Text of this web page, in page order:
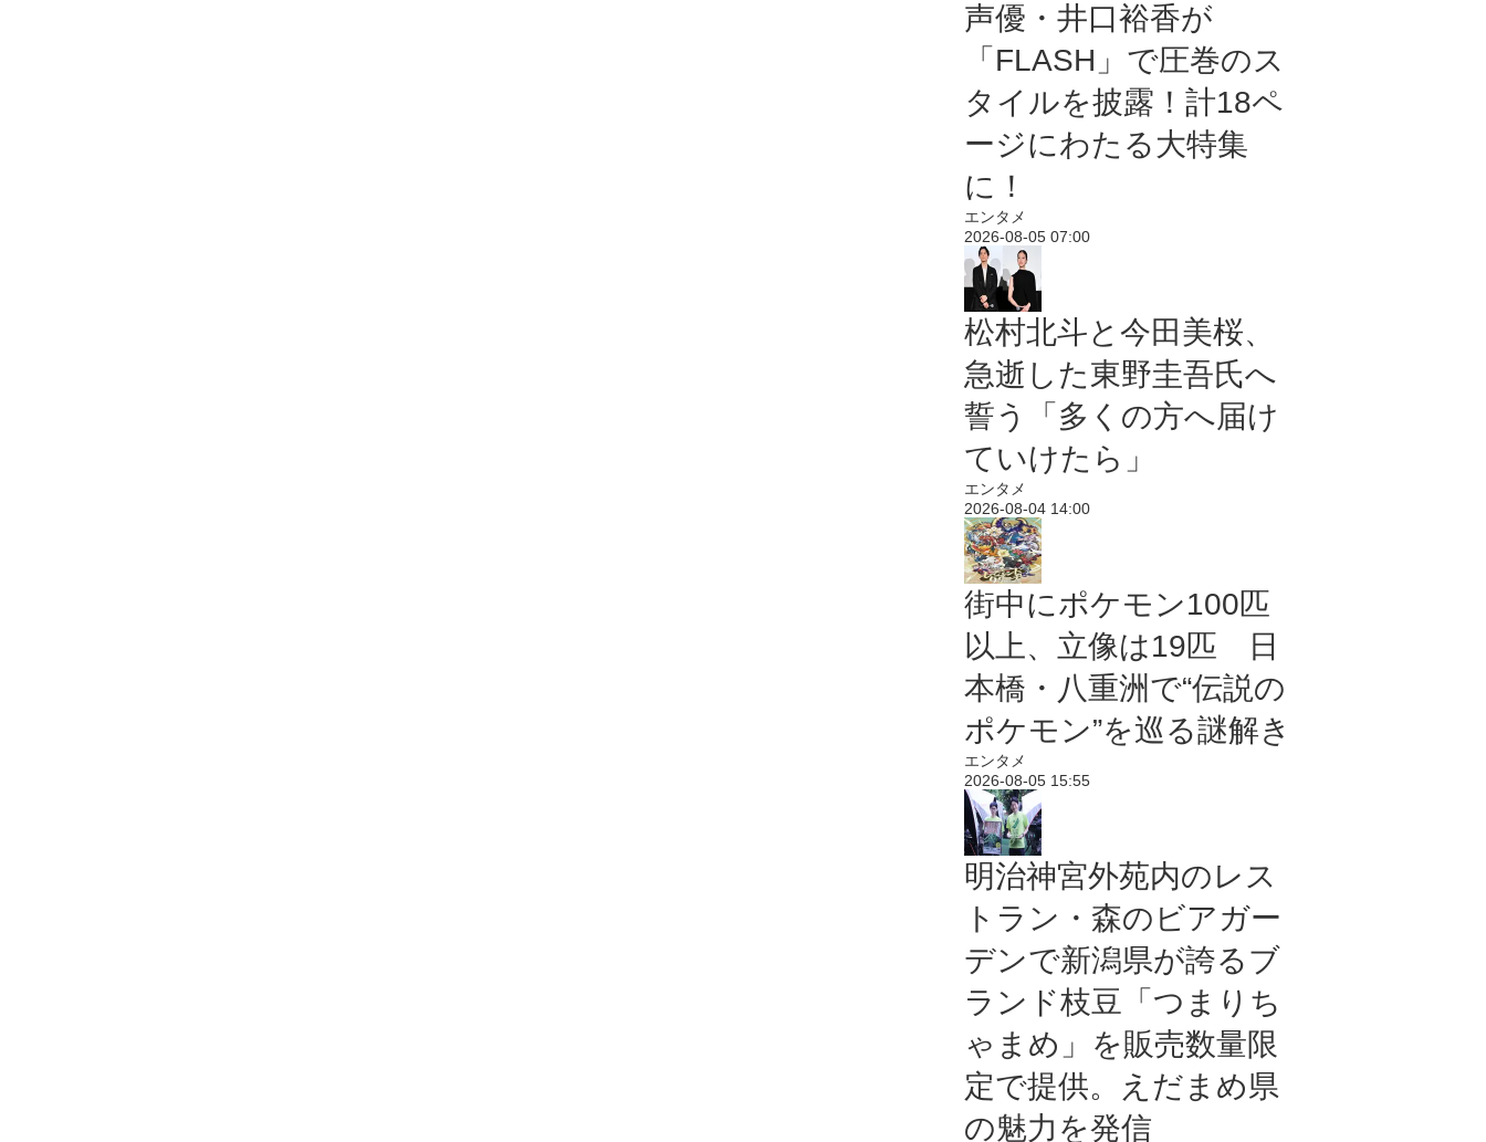
声優・井口裕香が
「FLASH」で圧巻のス
タイルを披露！計18ペ
ージにわたる大特集
に！
エンタメ
2026-08-05 07:00
松村北斗と今田美桜、
急逝した東野圭吾氏へ
誓う「多くの方へ届け
ていけたら」
エンタメ
2026-08-04 14:00
街中にポケモン100匹
以上、立像は19匹 日
本橋・八重洲で“伝説の
ポケモン”を巡る謎解き
エンタメ
2026-08-05 15:55
明治神宮外苑内のレス
トラン・森のビアガー
デンで新潟県が誇るブ
ランド枝豆「つまりち
ゃまめ」を販売数量限
定で提供。えだまめ県
の魅力を発信